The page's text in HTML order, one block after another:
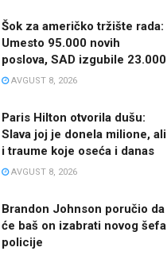
Šok za američko tržište rada:
Umesto 95.000 novih
poslova, SAD izgubile 23.000
AVGUST 8, 2026
Paris Hilton otvorila dušu:
Slava joj je donela milione, ali
i traume koje oseća i danas
AVGUST 8, 2026
Brandon Johnson poručio da
će baš on izabrati novog šefa
policije